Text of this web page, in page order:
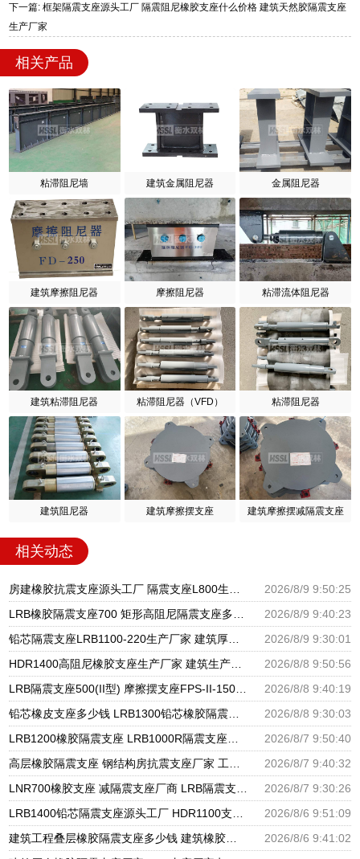
下一篇: 框架隔震支座源头工厂 隔震阻尼橡胶支座什么价格 建筑天然胶隔震支座
生产厂家
相关产品
粘滞阻尼墙 建筑金属阻尼器 金属阻尼器
建筑摩擦阻尼器 摩擦阻尼器 粘滞流体阻尼器
建筑粘滞阻尼器 粘滞阻尼器（VFD） 粘滞阻尼器
建筑阻尼器 建筑摩擦摆支座 建筑摩擦摆减隔震支座
相关动态
2026/8/9 9:50:25
2026/8/9 9:40:23
2026/8/9 9:30:01
2026/8/8 9:50:56
2026/8/8 9:40:19
2026/8/8 9:30:03
2026/8/7 9:50:40
2026/8/7 9:40:32
2026/8/7 9:30:26
2026/8/6 9:51:09
2026/8/6 9:41:02